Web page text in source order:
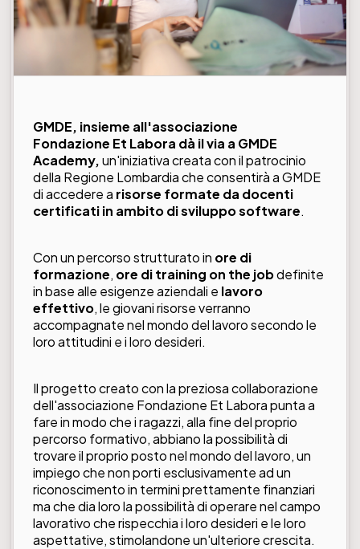
GMDE, insieme all'associazione
Fondazione Et Labora dà il via a GMDE
Academy,un'iniziativa creata con il patrocinio
della Regione Lombardia che consentirà a GMDE
di accedere a risorse formate da docenti
certificati in ambito di sviluppo software.
Con un percorso strutturato in ore di
formazione, ore di training on the jobdefinite
in base alle esigenze aziendali e lavoro
effettivo, le giovani risorse verranno
accompagnate nel mondo del lavoro secondo le
loro attitudini e i loro desideri.
Il progetto creato con la preziosa collaborazione
dell'associazione Fondazione Et Laborapunta a
fare in modo che i ragazzi, alla fine del proprio
percorso formativo, abbiano la possibilità di
trovare il proprio posto nel mondo del lavoro, un
impiego che non porti esclusivamente ad un
riconoscimento in termini prettamente finanziari
ma che dia loro la possibilità di operare nel campo
lavorativo che rispecchia i loro desideri e le loro
aspettative, stimolandone un'ulteriore crescita.